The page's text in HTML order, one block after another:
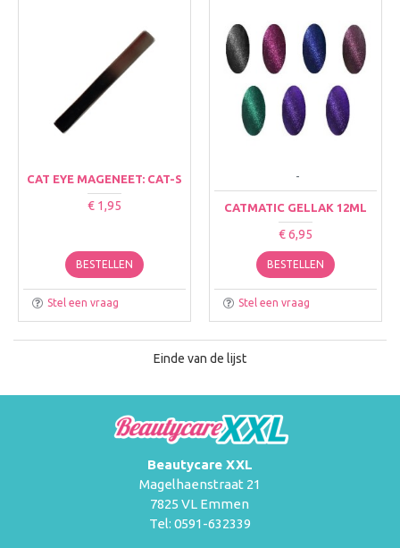
CAT EYE MAGENEET: CAT-S
€ 1,95
BESTELLEN
Stel een vraag
-
CATMATIC GELLAK 12ML
€ 6,95
BESTELLEN
Stel een vraag
Einde van de lijst
Beautycare XXL
Magelhaenstraat 21
7825 VL Emmen
Tel: 0591-632339